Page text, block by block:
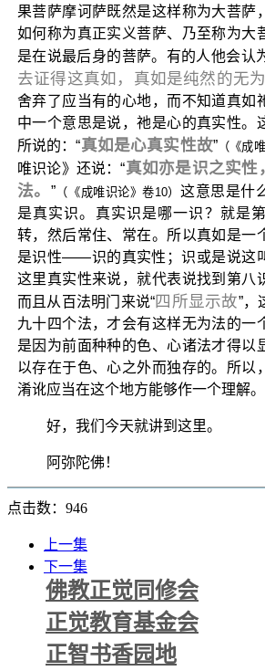
果菩萨摩诃萨既然是这样称为大菩萨
如何称为真正实义菩萨、乃至称为大
是在说最后身的菩萨。有的人他会认
去证得这真如，真如是纯然的无
舍弃了应当有的心地，而不知道真如
中一个意思是说，祂是心的真实性。
所说的：“真如是心真实性故”（《成
唯识论》还说：“真如亦是识之实性
法。 ”（《成唯识论》卷10） 这意思是什
是真实识。真实识是哪一识？就是
转，然后常住、常在。所以真如是一
是识性——识的真实性；识或是说这
这里真实性来说，就代表说找到第八
而且从百法明门来说“四所显示故”，
九十四个法，才会有这样无为法的一
是因为前面种种的色、心诸法才得以
以存在于色、心之外而独存的。所以
淆讹应当在这个地方能够作一个理解。
好，我们今天就讲到这里。
阿弥陀佛！
点击数：946
上一集
下一集
佛教正觉同修会
正觉教育基金会
正智书香园地